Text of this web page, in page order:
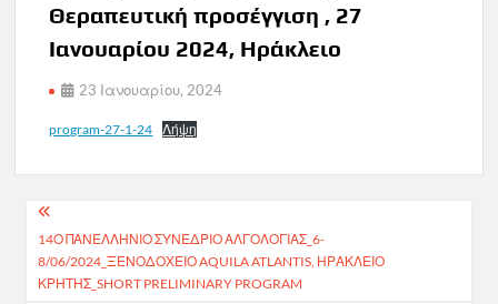
Θεραπευτική προσέγγιση , 27
Ιανουαρίου 2024, Ηράκλειο
23 Ιανουαρίου, 2024
program-27-1-24 Λήψη
Πλοήγηση
άρθρων
14Ο ΠΑΝΕΛΛΗΝΙΟ ΣΥΝΕΔΡΙΟ ΑΛΓΟΛΟΓΙΑΣ_6-
8/06/2024_ΞΕΝΟΔΟΧΕΙΟ AQUILA ATLANTIS, ΗΡΑΚΛΕΙΟ
ΚΡΗΤΗΣ_SHORT PRELIMINARY PROGRAM